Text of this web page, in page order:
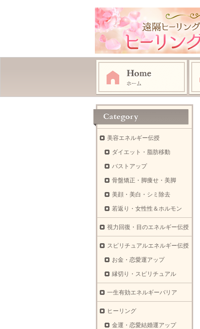
美容エネルギー伝授
ダイエット・脂肪移動
バストアップ
骨盤矯正・脚痩せ・美脚
美顔・美白・シミ除去
若返り・女性性＆ホルモン
視力回復・目のエネルギー伝授
スピリチュアルエネルギー伝授
お金・恋愛運アップ
縁切り・スピリチュアル
一生有効エネルギーバリア
ヒーリング
金運・恋愛結婚運アップ